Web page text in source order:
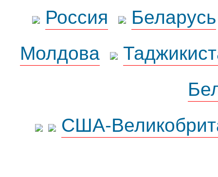
Россия
Беларусь
Молдова
США-